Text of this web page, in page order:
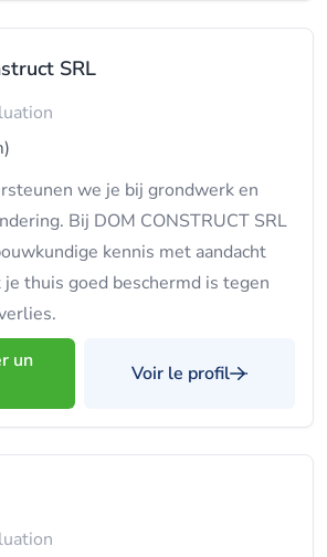
SRL
we je bij grondwerk en
Bij DOM CONSTRUCT SRL
kennis met aandacht
thuis goed beschermd is tegen
un
Voir le profil